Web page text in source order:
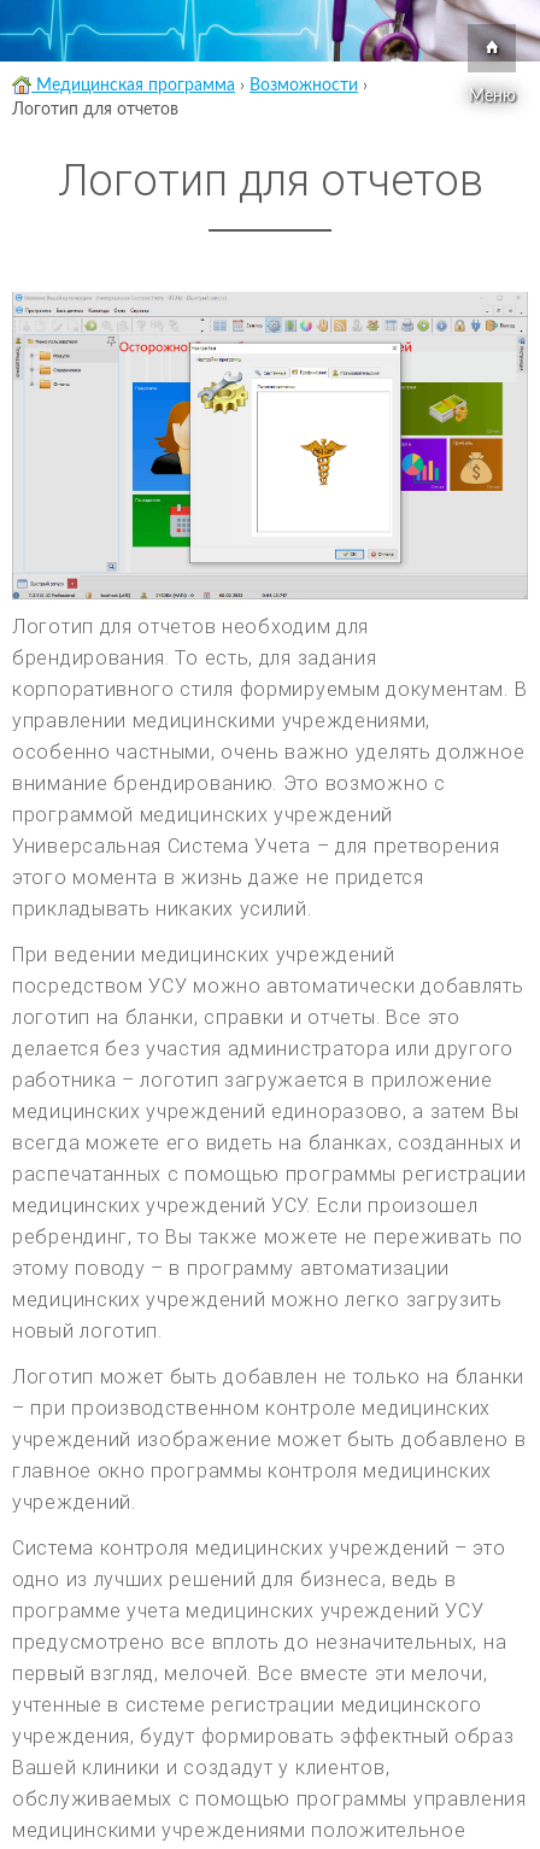
Меню
Медицинская программа › Возможности ›
Логотип для отчетов
Логотип для отчетов
Логотип для отчетов необходим для
брендирования. То есть, для задания
корпоративного стиля формируемым документам. В
управлении медицинскими учреждениями,
особенно частными, очень важно уделять должное
внимание брендированию. Это возможно с
программой медицинских учреждений
Универсальная Система Учета – для претворения
этого момента в жизнь даже не придется
прикладывать никаких усилий.
При ведении медицинских учреждений
посредством УСУ можно автоматически добавлять
логотип на бланки, справки и отчеты. Все это
делается без участия администратора или другого
работника – логотип загружается в приложение
медицинских учреждений единоразово, а затем Вы
всегда можете его видеть на бланках, созданных и
распечатанных с помощью программы регистрации
медицинских учреждений УСУ. Если произошел
ребрендинг, то Вы также можете не переживать по
этому поводу – в программу автоматизации
медицинских учреждений можно легко загрузить
новый логотип.
Логотип может быть добавлен не только на бланки
– при производственном контроле медицинских
учреждений изображение может быть добавлено в
главное окно программы контроля медицинских
учреждений.
Система контроля медицинских учреждений – это
одно из лучших решений для бизнеса, ведь в
программе учета медицинских учреждений УСУ
предусмотрено все вплоть до незначительных, на
первый взгляд, мелочей. Все вместе эти мелочи,
учтенные в системе регистрации медицинского
учреждения, будут формировать эффектный образ
Вашей клиники и создадут у клиентов,
обслуживаемых с помощью программы управления
медицинскими учреждениями положительное